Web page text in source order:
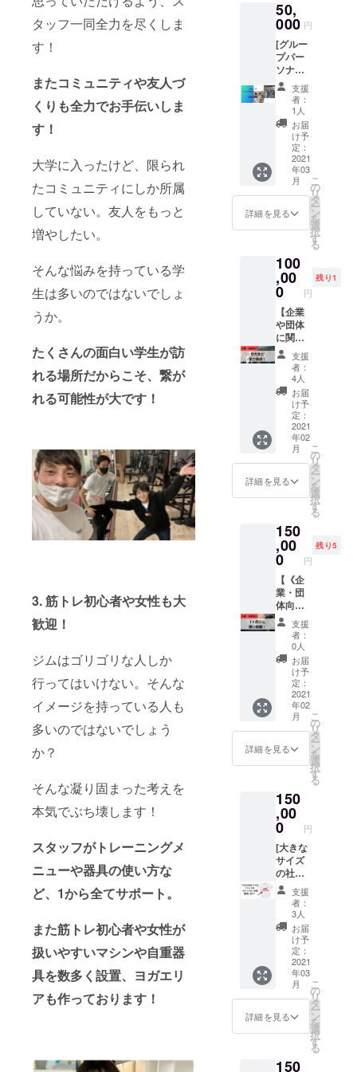
タッフ一同全力を尽くしま
す！
またコ ミュニティや友人づ
くりも全力でお手伝いしま
す！
大学に入ったけど、限られ
たコミュニティにしか所属
していない。友人をもっと
増やしたい。
そんな悩みを持っている学
生は多いのではないでしょ
うか。
たくさんの面白い学生が訪
れる場所だからこそ、繋が
れる可能性が大です！
3.筋トレ初心者や女性も大
歓迎！
ジムはゴリゴリな人しか
行ってはいけない。そんな
イメージを持っている人も
多いのではないでしょう
か？
そんな凝り固まった考えを
本気でぶち壊します！
スタッフがトレーニングメ
ニューや器具の使い方な
ど、1から全てサポート。
また筋トレ初心者や女性が
扱いやすいマシンや自重器
具を数多く設置、ヨガエリ
アも作っております！
メール
にてご
連絡致
しま
す。 ・
備考欄
に企
業・法
人・団
体名の
記入を
お願い
しま
す。 ★
運営メ
とアツ
く語り
せん
か？
入お願
い致し
ます。
縦5cm
ほどを
ており
ます。
・公序
良俗に
反する
内容、
法令に
違反す
る内容
などは
お受け
できま
せん。
・期間
2月ま
で。 ▼
注意 ・
ドファ
ンディ
ング終
了後、
登録し
ていた
だいて
いる
メール
アドレ
スに連
絡させ
ていた
だきま
（漢字/
フリガ
ナフル
ム）の
記入を
お願い
しま
す。
藤をは
じめと
し、Sail
KYOTO
にてア
ツく活
動して
いるス
タッフ
が出向
き、筋
トレグ
ループ
セッ
ション
を行い
ます。
複数人
の貴
社・団
体様が
対象と
なりま
す。
(5〜30
人程
度） ✔︎
本セッ
ション
を通し
て、今
後の筋
トレの
やり方
や考え
ます。
▼詳細
・日程
等は
メール
にて決
めさせ
ていた
だきま
す。 ・
別途、
交通
費、宿
泊費
（必要
なら
ば）の
お支払
・公序
良俗に
反する
内容、
法令に
違反す
る内容
などは
お受け
できま
せん。
・期間
2021年
3月〜
2022年
2月ま
で。 ▼
注意 ・
ング終
50,
000 円
[グルー
プパー
ソナル
トレー
ニング
＋社名
の掲
載！] ▼
リター
ン内容
✔︎ 有資
格・
パーソ
ナルト
レー
藤がSail
KYOTO
にてグ
ループ
パーソ
ナルト
レーニ
ングを
行いま
す。
（３時
間程
度） ✔︎
複数人
の貴
社・団
体様が
対象と
なりま
度） ✔︎
本セッ
ション
を通し
て、今
後の筋
トレの
やり方
や考え
方が必
ず明確
になり
ます。
✔︎グ
ループ
パーソ
ナルト
レーニ
ングを
社名ま
たは団
体名を
ジムに
て掲載
させて
いただ
きま
す。 ▼
詳細 ・
日程等
はメー
ルにて
決めさ
せてい
ただき
ます。
・公序
良俗に
法令に
支援
者：
1人
お届
け予
定：
2021
年03
月
詳細を見る
こ
の
リ
タ
ー
ン
を
選
択
す
る
100
,00
0 円
残り1
【企業
や団体
に関す
る情報
を全力
発信い
たしま
す！】
▼内容
✔︎貴社
や団体
が提供
してい
る商品
やサー
報を全
力発信
▼詳細
京都大
学を中
心とす
る学生
が運
営、京
大生が
たくさ
ん来る
という
ジムを
いかし
て、学
生に直
接、貴
社や団
サービ
ス、企
業情報
などを
発信し
ます！
・Sail
KYOTO
ホーム
ページ
に掲載
しま
す！ ・
Sail
KYOTO
公式
Twitter
にて情
報を配
《10ツ
支援
者：
4人
お届
け予
定：
2021
年02
月
詳細を見る
こ
の
リ
タ
ー
ン
を
選
択
す
る
150
,00
0 円
残り5
【《企
業・団
体向
け》ジ
ム契約
〜1ヶ
月〜 ※
限定5
社】 ▼
内容 ジ
ムを1ヶ
月使い
放題と
させて
いただ
団体あ
たり上
限30人)
中小企
業〜大
手企
業、個
人事業
主、大
学の研
究室
や、ク
ラブ
チーム
など、
スポン
サー様
の種別
は問い
間契約
支援
者：
0人
お届
け予
定：
2021
年02
月
詳細を見る
こ
の
リ
タ
ー
ン
を
選
択
す
る
150
,00
0 円
[大きな
サイズ
の社名
入りのT
シャツ
を一年
間着用
します]
▼リ
ターン
内容 ✔︎
ジムス
タッフ
が着用
するス
タッフT
に大き
支援
者：
3人
お届
け予
定：
2021
年03
月
詳細を見る
こ
の
リ
タ
ー
ン
を
選
択
す
る
150